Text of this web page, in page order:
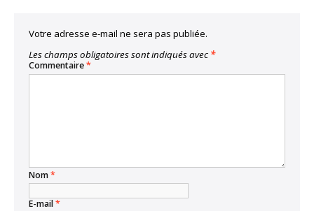
Votre adresse e-mail ne sera pas publiée.
Les champs obligatoires sont indiqués avec *
Commentaire*
Nom*
E-mail*